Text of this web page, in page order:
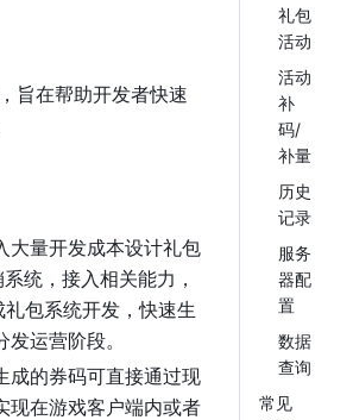
旨在帮助开发者快速
大量开发成本设计礼包
统，接入相关能力，
礼包系统开发，快速生
运营阶段。
成的券码可直接通过现
现在游戏客户端内或者
礼包
活动
活动
补
码/
补量
历史
记录
服务
器配
置
数据
查询
常见